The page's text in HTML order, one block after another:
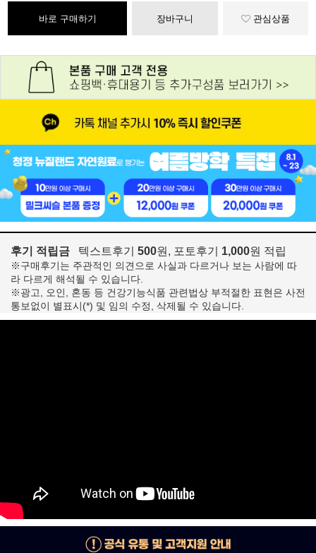
바로 구매하기 장바구니 관심상품
후기 적립금 텍스트후기 500원, 포토후기 1,000원 적립
※구매후기는 주관적인 의견으로 사실과 다르거나 보는 사람에 따
라 다르게 해석될 수 있습니다.
※광고, 오인, 혼동 등 건강기능식품 관련법상 부적절한 표현은 사전
통보없이 별표시(*) 및 임의 수정, 삭제될 수 있습니다.